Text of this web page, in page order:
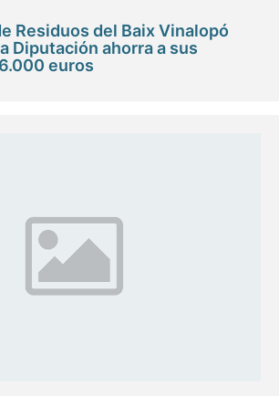
Residuos del Baix Vinalopó
Diputación ahorra a sus
euros